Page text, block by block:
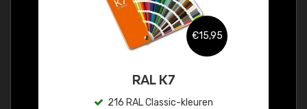
€15,95
RAL K7
216 RAL Classic-kleuren